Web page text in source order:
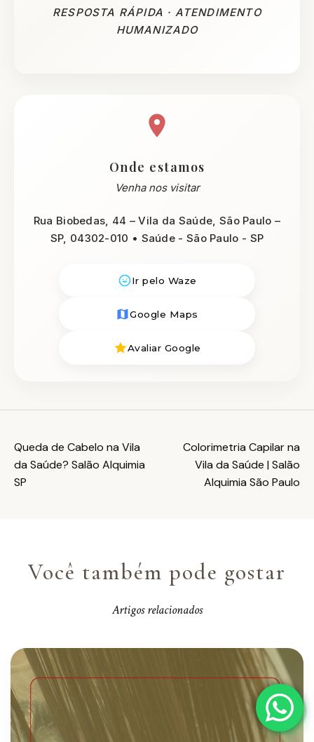
RESPOSTA RÁPIDA · ATENDIMENTO
HUMANIZADO
Onde estamos
Venha nos visitar
Rua Biobedas, 44 – Vila da Saúde, São Paulo –
SP, 04302-010 • Saúde - São Paulo - SP
Ir pelo Waze
Google Maps
Avaliar Google
Queda de Cabelo na Vila
da Saúde? Salão Alquimia
SP
Colorimetria Capilar na
Vila da Saúde | Salão
Alquimia São Paulo
Você também pode gostar
Artigos relacionados